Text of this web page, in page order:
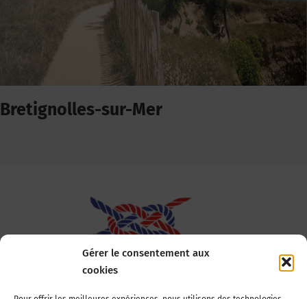
Gérer le consentement aux
cookies
Bretignolles-sur-Mer